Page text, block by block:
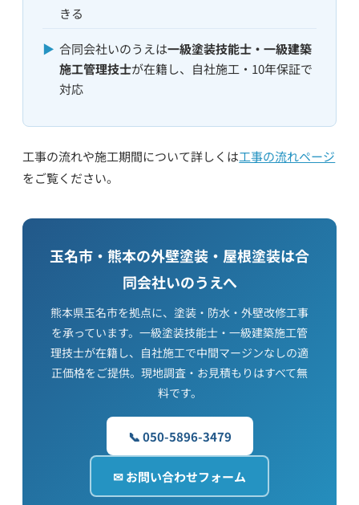
きる
▶ 合同会社いのうえは一級塗装技能士・一級建築
施工管理技士が在籍し、自社施工・10年保証で
対応
工事の流れや施工期間について詳しくは工事の流れページ
をご覧ください。
玉名市・熊本の外壁塗装・屋根塗装は合
同会社いのうえへ
熊本県玉名市を拠点に、塗装・防水・外壁改修工事
を承っています。一級塗装技能士・一級建築施工管
理技士が在籍し、自社施工で中間マージンなしの適
正価格をご提供。現地調査・お見積もりはすべて無
料です。
📞 050-5896-3479
✉ お問い合わせフォーム